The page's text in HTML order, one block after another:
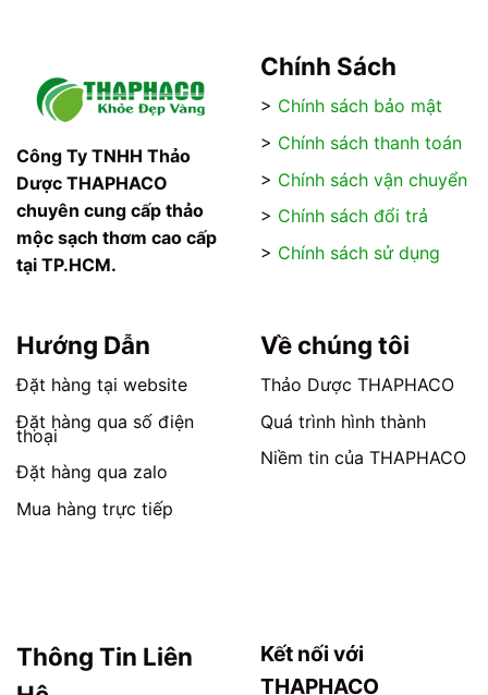
Công Ty TNHH Thảo
Dược THAPHACO
chuyên cung cấp thảo
mộc sạch thơm cao cấp
tại TP.HCM.
Chính Sách
> Chính sách bảo mật
> Chính sách thanh toán
> Chính sách vận chuyển
> Chính sách đổi trả
> Chính sách sử dụng
Hướng Dẫn
Đặt hàng tại website
Đặt hàng qua số điện
thoại
Đặt hàng qua zalo
Mua hàng trực tiếp
Về chúng tôi
Thảo Dược THAPHACO
Quá trình hình thành
Niềm tin của THAPHACO
Thông Tin Liên
Kết nối với
THAPHACO